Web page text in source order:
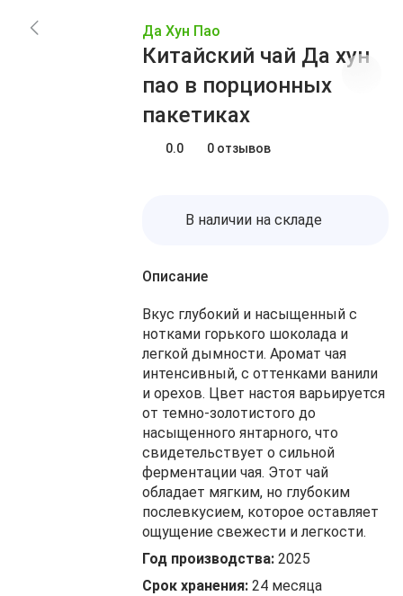
Акции
Блог
Да Хун Пао
Китайский чай Да хун
пао в порционных
пакетиках
0.0 0 отзывов
В наличии на складе
Описание
Вкус глубокий и насыщенный с
нотками горького шоколада и
легкой дымности. Аромат чая
интенсивный, с оттенками ванили
и орехов. Цвет настоя варьируется
от темно-золотистого до
насыщенного янтарного, что
свидетельствует о сильной
ферментации чая. Этот чай
обладает мягким, но глубоким
послевкусием, которое оставляет
ощущение свежести и легкости.
Год производства: 2025
Срок хранения: 24 месяца